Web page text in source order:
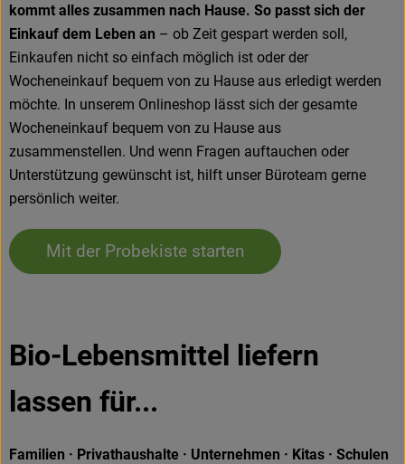
kommt alles zusammen nach Hause. So passt sich der
Einkauf dem Leben an – ob Zeit gespart werden soll,
Einkaufen nicht so einfach möglich ist oder der
Wocheneinkauf bequem von zu Hause aus erledigt werden
möchte. In unserem Onlineshop lässt sich der gesamte
Wocheneinkauf bequem von zu Hause aus
zusammenstellen. Und wenn Fragen auftauchen oder
Unterstützung gewünscht ist, hilft unser Büroteam gerne
persönlich weiter.
Mit der Probekiste starten
Bio-Lebensmittel liefern
lassen für...
Familien · Privathaushalte · Unternehmen · Kitas · Schulen